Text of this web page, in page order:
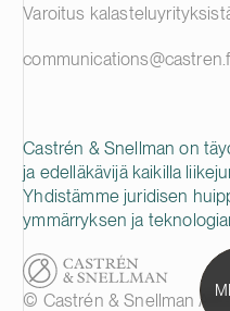
Castrén & Snellman on
ja edelläkävijä kaikilla
Yhdistämme juridisen
ymmärryksen ja
© Castrén & Snellman
Varoitus